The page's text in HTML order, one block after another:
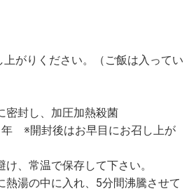
がりください。（ご飯は入ってい
密封し、加圧加熱殺菌
年 ※開封後はお早目にお召し上が
け、常温で保存して下さい。
熱湯の中に入れ、5分間沸騰させて